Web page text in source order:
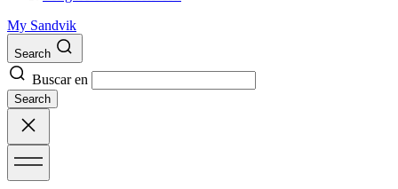
My Sandvik
Search
Buscar en
Search